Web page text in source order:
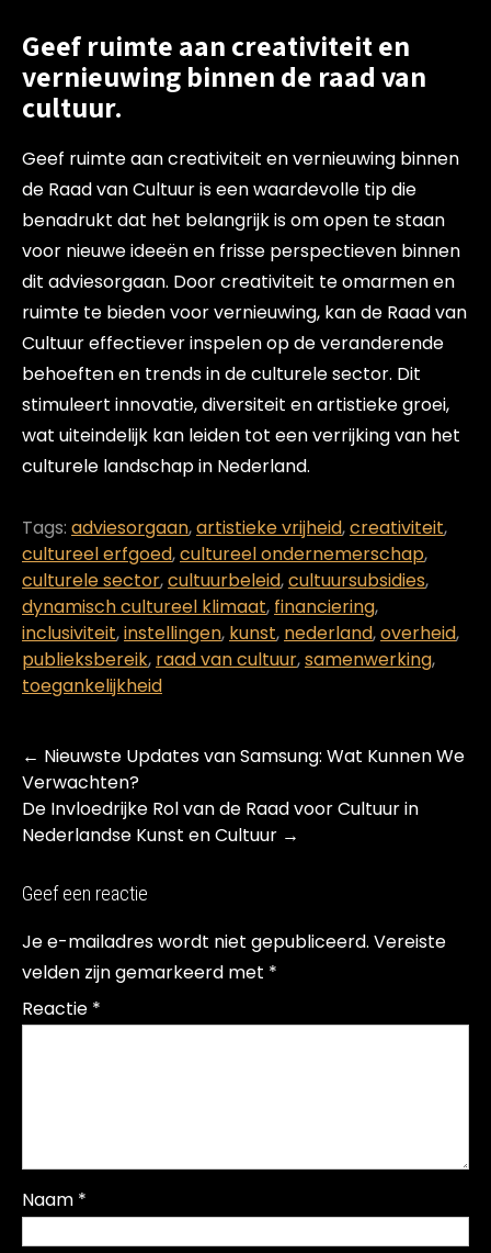
Geef ruimte aan creativiteit en
vernieuwing binnen de raad van
cultuur.
Geef ruimte aan creativiteit en vernieuwing binnen
de Raad van Cultuur is een waardevolle tip die
benadrukt dat het belangrijk is om open te staan
voor nieuwe ideeën en frisse perspectieven binnen
dit adviesorgaan. Door creativiteit te omarmen en
ruimte te bieden voor vernieuwing, kan de Raad van
Cultuur effectiever inspelen op de veranderende
behoeften en trends in de culturele sector. Dit
stimuleert innovatie, diversiteit en artistieke groei,
wat uiteindelijk kan leiden tot een verrijking van het
culturele landschap in Nederland.
Tags: adviesorgaan,artistieke vrijheid,creativiteit,
cultureel erfgoed,cultureel ondernemerschap,
culturele sector,cultuurbeleid,cultuursubsidies,
dynamisch cultureel klimaat, financiering,
inclusiviteit,instellingen, kunst, nederland,overheid,
publieksbereik, raad van cultuur,samenwerking,
toegankelijkheid
Post
navigation
← Nieuwste Updates van Samsung: Wat Kunnen We
Verwachten?
De Invloedrijke Rol van de Raad voor Cultuur in
Nederlandse Kunst en Cultuur →
Geef een reactie
Je e-mailadres wordt niet gepubliceerd. Vereiste
velden zijn gemarkeerd met *
Reactie *
Naam *